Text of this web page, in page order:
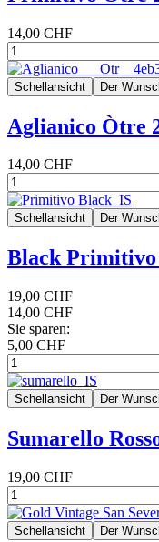
14,00 CHF
Schellansicht Der
Aglianico Òtre
14,00 CHF
Schellansicht Der
Black Primitivo
19,00 CHF
14,00 CHF
Sie sparen:
5,00 CHF
Schellansicht Der
Sumarello
19,00 CHF
Schellansicht Der